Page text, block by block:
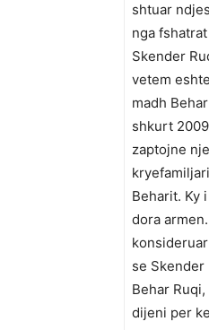
shtuar
nga
Skender
vetem
madh
shkurt
zaptojne
Beharit. Ky
dora
se
Behar
dijeni per